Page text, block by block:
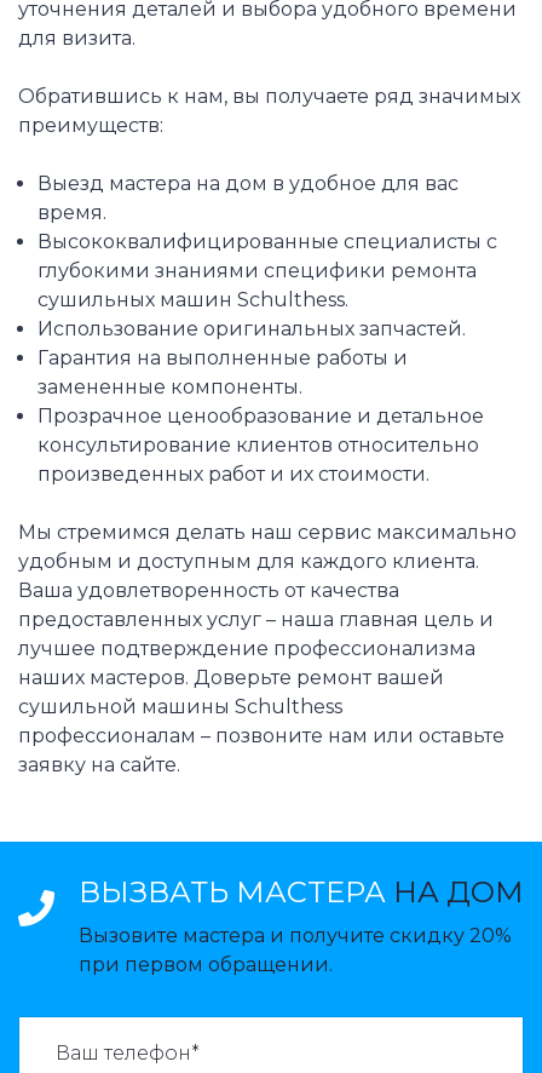
уточнения деталей и выбора удобного времени
для визита.
Обратившись к нам, вы получаете ряд значимых
преимуществ:
Выезд мастера на дом в удобное для вас
время.
Высококвалифицированные специалисты с
глубокими знаниями специфики ремонта
сушильных машин Schulthess.
Использование оригинальных запчастей.
Гарантия на выполненные работы и
замененные компоненты.
Прозрачное ценообразование и детальное
консультирование клиентов относительно
произведенных работ и их стоимости.
Мы стремимся делать наш сервис максимально
удобным и доступным для каждого клиента.
Ваша удовлетворенность от качества
предоставленных услуг – наша главная цель и
лучшее подтверждение профессионализма
наших мастеров. Доверьте ремонт вашей
сушильной машины Schulthess
профессионалам – позвоните нам или оставьте
заявку на сайте.
ВЫЗВАТЬ МАСТЕРА НА ДОМ
Вызовите мастера и получите скидку 20%
при первом обращении.